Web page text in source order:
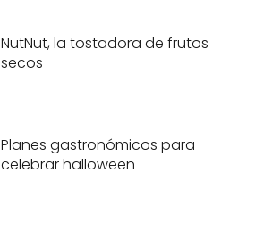
NutNut, la tostadora de frutos
secos
Planes gastronómicos para
celebrar halloween